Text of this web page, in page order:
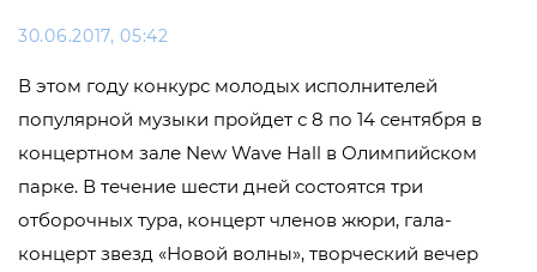
30.06.2017, 05:42
В этом году конкурс молодых исполнителей
популярной музыки пройдет с 8 по 14 сентября в
концертном зале New Wave Hall в Олимпийском
парке. В течение шести дней состоятся три
отборочных тура, концерт членов жюри, гала-
концерт звезд «Новой волны», творческий вечер